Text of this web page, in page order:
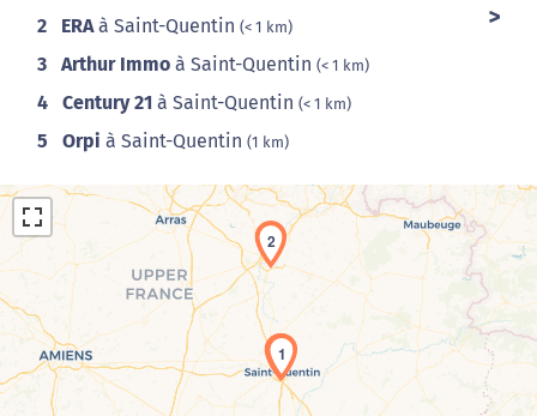
2 ERAà Saint-Quentin (< 1 km)
3 Arthur Immo à Saint-Quentin (< 1 km)
4 Century 21 à Saint-Quentin (< 1 km)
5 Orpi à Saint-Quentin (1 km)
Chargement de la carte en cours...
1
2